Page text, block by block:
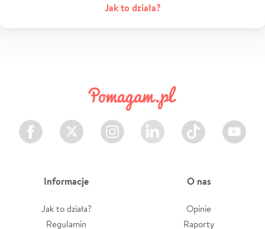
Jak to działa?
Facebook Twitter Instagram LinkedIn TikTok Youtube
Informacje
Jak to działa?
Regulamin
O nas
Opinie
Raporty